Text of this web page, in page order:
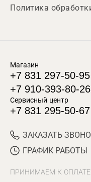
Политика
Магазин
+7 831 297-50-95
+7 910-393-80-26
Сервисный центр
+7 831 295-50-67
ЗАКАЗАТЬ
ГРАФИК РАБОТЫ
ПРИНИМАЕМ К ОПЛАТЕ